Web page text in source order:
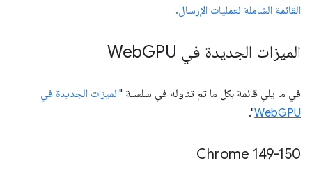
القائمة الشاملة لعمليات الإرسال.
الميزات الجديدة في Web GPU
في ما يلي قائمة بكل ما تم تناوله في سلسلة "الميزات الجديدة في
WebGPU
".
Chrome 149-150